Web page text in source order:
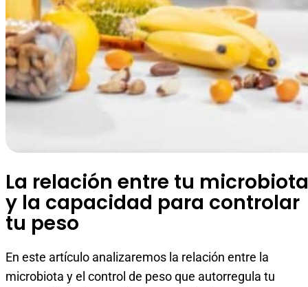
La relación entre tu microbiota
y la capacidad para controlar
tu peso
En este artículo analizaremos la relación entre la
microbiota y el control de peso que autorregula tu